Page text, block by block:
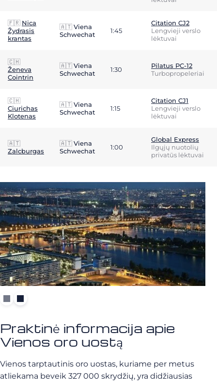
🇫🇷 Nica
Žydrasis
krantas
🇦🇹Viena
Schwechat
1:45
Citation CJ2
Lengvieji verslo
lėktuvai
🇨🇭
Ženeva
Cointrin
🇦🇹Viena
Schwechat
1:30
Pilatus PC-12
Turbopropeleriai
🇨🇭
Ciurichas
Klotenas
🇦🇹Viena
Schwechat
1:15
Citation CJ1
Lengvieji verslo
lėktuvai
🇦🇹
Zalcburgas
🇦🇹Viena
Schwechat
1:00
Global Express
Ilgųjų nuotolių
privatūs lėktuvai
Praktinė informacija apie
Vienos oro uostą
Vienos tarptautinis oro uostas, kuriame per metus
atliekama beveik 327 000 skrydžių, yra didžiausias